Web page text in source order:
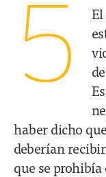
5
haber dicho
deberían
que se